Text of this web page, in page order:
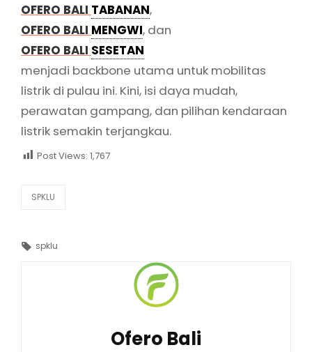
OFERO BALI TABANAN,
OFERO BALI MENGWI, dan
OFERO BALI SESETAN
menjadi backbone utama untuk mobilitas
listrik di pulau ini. Kini, isi daya mudah,
perawatan gampang, dan pilihan kendaraan
listrik semakin terjangkau.
Post Views: 1,767
Categories
SPKLU
Tags,
spklu
Author:
Ofero Bali